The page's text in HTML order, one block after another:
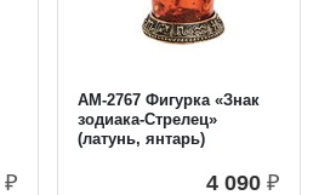
₽
AM-2767 Фигурка «Знак
зодиака-Стрелец»
(латунь, янтарь)
4 090 ₽